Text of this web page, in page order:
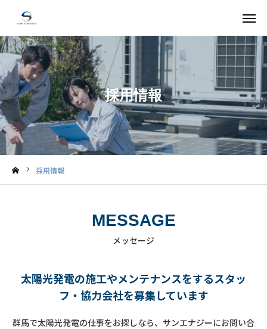
採用情報
採用情報
MESSAGE
メッセージ
太陽光発電の施工やメンテナンスをするスタッ
フ・協力会社を募集しています
群馬で太陽光発電の仕事をお探しなら、サンエナジーにお問い合
お問い合わせ
サービス
採用情報
会社概要
お知らせ